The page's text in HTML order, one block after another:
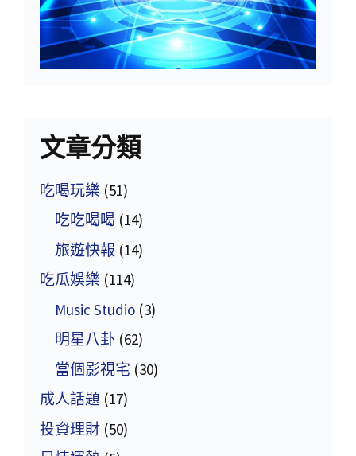
文章分類
吃喝玩樂 (51)
吃吃喝喝 (14)
旅遊快報 (14)
吃瓜娛樂 (114)
Music Studio (3)
明星八卦 (62)
當個影視宅 (30)
成人話題 (17)
投資理財 (50)